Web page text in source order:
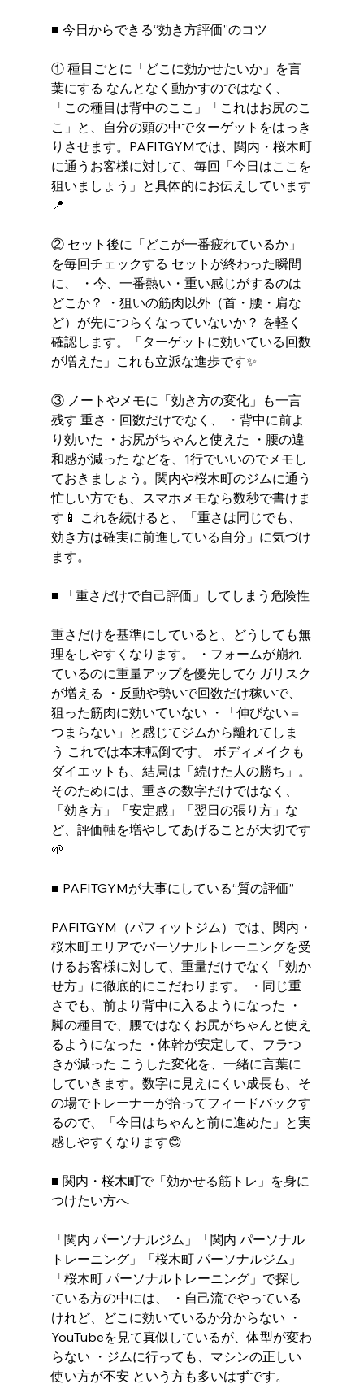
■ 今日からできる“効き方評価”のコツ
① 種目ごとに「どこに効かせたいか」を言
葉にする なんとなく動かすのではなく、
「この種目は背中のここ」「これはお尻のこ
こ」と、自分の頭の中でターゲットをはっき
りさせます。PAFITGYMでは、関内・桜木町
に通うお客様に対して、毎回「今日はここを
狙いましょう」と具体的にお伝えしています
📍
② セット後に「どこが一番疲れているか」
を毎回チェックする セットが終わった瞬間
に、 ・今、一番熱い・重い感じがするのは
どこか？ ・狙いの筋肉以外（首・腰・肩な
ど）が先につらくなっていないか？ を軽く
確認します。「ターゲットに効いている回数
が増えた」これも立派な進歩です✨
③ ノートやメモに「効き方の変化」も一言
残す 重さ・回数だけでなく、 ・背中に前よ
り効いた ・お尻がちゃんと使えた ・腰の違
和感が減った などを、1行でいいのでメモし
ておきましょう。関内や桜木町のジムに通う
忙しい方でも、スマホメモなら数秒で書けま
す📱 これを続けると、「重さは同じでも、
効き方は確実に前進している自分」に気づけ
ます。
■ 「重さだけで自己評価」してしまう危険性
重さだけを基準にしていると、どうしても無
理をしやすくなります。 ・フォームが崩れ
ているのに重量アップを優先してケガリスク
が増える ・反動や勢いで回数だけ稼いで、
狙った筋肉に効いていない ・「伸びない＝
つまらない」と感じてジムから離れてしま
う これでは本末転倒です。 ボディメイクも
ダイエットも、結局は「続けた人の勝ち」。
そのためには、重さの数字だけではなく、
「効き方」「安定感」「翌日の張り方」な
ど、評価軸を増やしてあげることが大切です
🌱
■ PAFITGYMが大事にしている“質の評価”
PAFITGYM（パフィットジム）では、関内・
桜木町エリアでパーソナルトレーニングを受
けるお客様に対して、重量だけでなく「効か
せ方」に徹底的にこだわります。 ・同じ重
さでも、前より背中に入るようになった ・
脚の種目で、腰ではなくお尻がちゃんと使え
るようになった ・体幹が安定して、フラつ
きが減った こうした変化を、一緒に言葉に
していきます。数字に見えにくい成長も、そ
の場でトレーナーが拾ってフィードバックす
るので、「今日はちゃんと前に進めた」と実
感しやすくなります😊
■ 関内・桜木町で「効かせる筋トレ」を身に
つけたい方へ
「関内 パーソナルジム」「関内 パーソナル
トレーニング」「桜木町 パーソナルジム」
「桜木町 パーソナルトレーニング」で探し
ている方の中には、 ・自己流でやっている
けれど、どこに効いているか分からない ・
YouTubeを見て真似しているが、体型が変わ
らない ・ジムに行っても、マシンの正しい
使い方が不安 という方も多いはずです。